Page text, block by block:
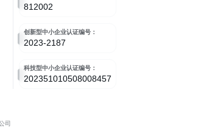
812002
创新型中小企业认证编号：
2023-2187
科技型中小企业认证编号：
202351010508008457
司